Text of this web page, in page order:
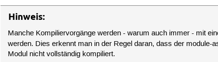
Hinweis:
Manche Kompiliervorgänge werden - warum auch immer - mit
werden. Dies erkennt man in der Regel daran, dass der module-
Modul nicht vollständig kompiliert.